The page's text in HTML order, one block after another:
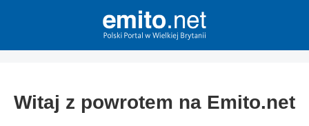
Witaj z powrotem na Emito.net